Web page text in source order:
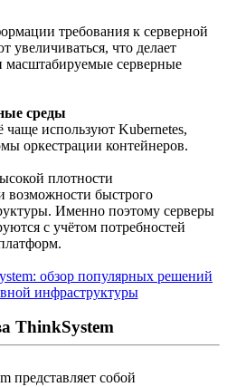
требования к серверной
увеличиваться, что делает
масштабируемые серверные
среды
используют Kubernetes,
оркестрации контейнеров.
плотности
возможности быстрого
Именно поэтому серверы
с учётом потребностей
ThinkSystem
представляет собой